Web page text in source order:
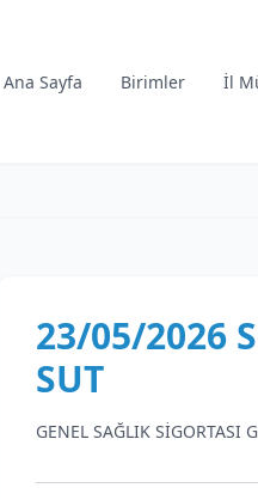
Ana Sayfa Birimler İl
23/05/2026
SUT
GENEL SAĞLIK SİGORTASI